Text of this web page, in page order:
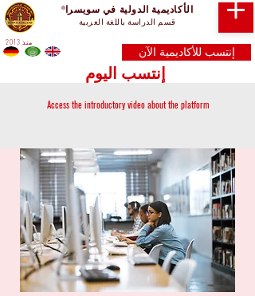
الأكاديمية الدولية في سويسرا®
قسم الدراسة باللغة العربية
إنتسب للأكاديمية الآن
إنتسب اليوم
منذ 2013
Access the introductory video about the platform